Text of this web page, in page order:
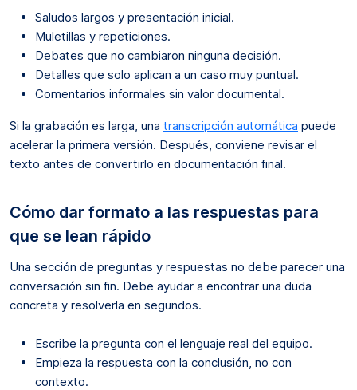
Saludos largos y presentación inicial.
Muletillas y repeticiones.
Debates que no cambiaron ninguna decisión.
Detalles que solo aplican a un caso muy puntual.
Comentarios informales sin valor documental.
Si la grabación es larga, una transcripción automática puede
acelerar la primera versión. Después, conviene revisar el
texto antes de convertirlo en documentación final.
Cómo dar formato a las respuestas para
que se lean rápido
Una sección de preguntas y respuestas no debe parecer una
conversación sin fin. Debe ayudar a encontrar una duda
concreta y resolverla en segundos.
Escribe la pregunta con el lenguaje real del equipo.
Empieza la respuesta con la conclusión, no con
contexto.